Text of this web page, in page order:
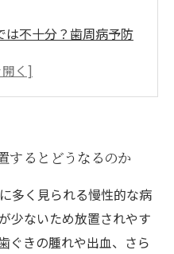
は不十分？歯周病予防
要なのか？専門家が
果：健康な歯を守る実
な流れとその効果
するとどうなるのか
多く見られる慢性的な病
少ないため放置されやす
ぐきの腫れや出血、さら